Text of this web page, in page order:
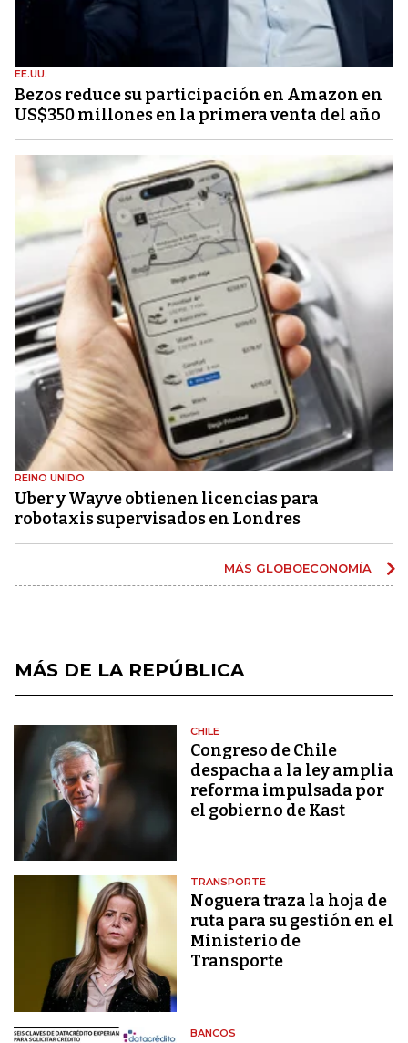
EE.UU.
Bezos reduce su participación en Amazon en
US$350 millones en la primera venta del año
REINO UNIDO
Uber y Wayve obtienen licencias para
robotaxis supervisados ​​en Londres
MÁS GLOBOECONOMÍA
MÁS DE LA REPÚBLICA
CHILE
Congreso de Chile
despacha a la ley amplia
reforma impulsada por
el gobierno de Kast
TRANSPORTE
Noguera traza la hoja de
ruta para su gestión en el
Ministerio de
Transporte
BANCOS